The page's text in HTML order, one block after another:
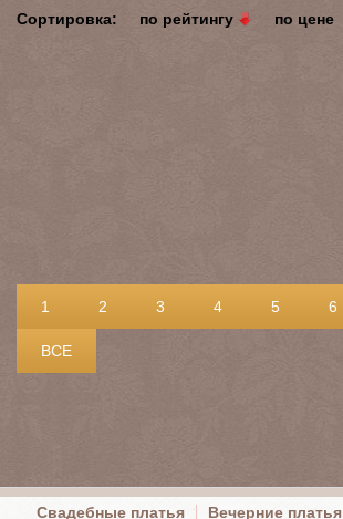
Сортировка: по рейтингу по цене
1 2 3 4 5 6
ВСЕ
Свадебные платья Вечерние платья